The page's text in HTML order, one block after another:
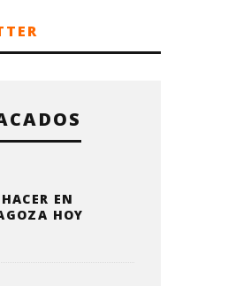
EN
HOY